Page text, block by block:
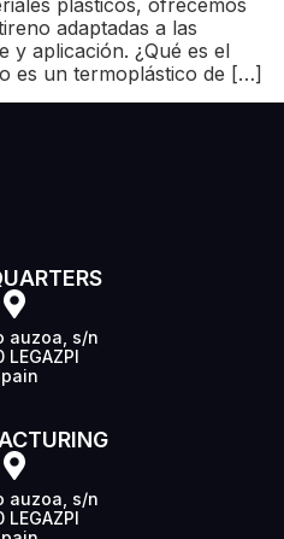
plásticos, ofrecemos
adaptadas a las
y aplicación. ¿Qué es el
es un termoplástico de […]
auzoa, s/n
LEGAZPI
auzoa, s/n
LEGAZPI